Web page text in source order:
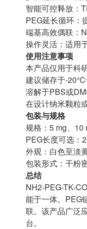
智能可控释放：
PEG延长循环：
端基高效偶联：
操作灵活：适用
使用注意事项
本产品仅用于科
建议储存于-
溶解于PBS或
在设计纳米颗粒
包装与规格
规格：5 mg、10
PEG长度可选：
外观：白色至淡
包装形式：干粉
总结
NH2-PEG-TK-
能于一体。PEG
联。该产品广泛
台。